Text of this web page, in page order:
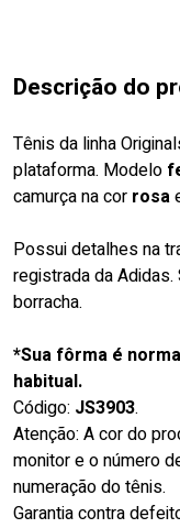
Descrição do
Tênis da linha
plataforma. Modelo
camurça na cor rosa
Possui detalhes na
registrada da
borracha.
*Sua fôrma é
habitual.
Código: JS3903.
Atenção: A cor do
monitor e o número
numeração do tênis.
Garantia contra